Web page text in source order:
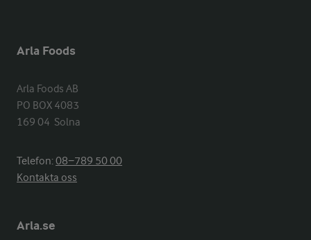
Arla Foods
Arla Foods AB
PO BOX 4083
169 04  Solna
Telefon:08−789 50 00
Kontakta oss
Arla.se